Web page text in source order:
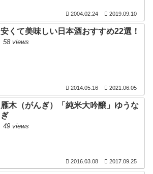
2004.02.24 2019.09.10
安くて美味しい日本酒おすすめ22選！
58 views
2014.05.16 2021.06.05
雁木（がんぎ）「純米大吟醸」ゆうな
ぎ
49 views
2016.03.08 2017.09.25